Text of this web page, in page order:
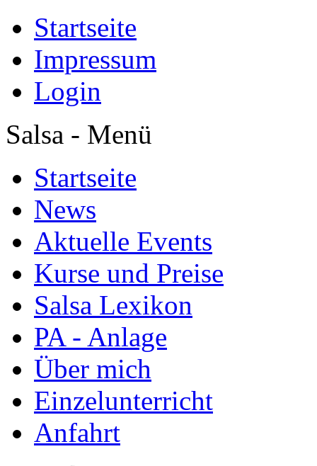
Startseite
Impressum
Login
Salsa - Menü
Startseite
News
Aktuelle Events
Kurse und Preise
Salsa Lexikon
PA - Anlage
Über mich
Einzelunterricht
Anfahrt